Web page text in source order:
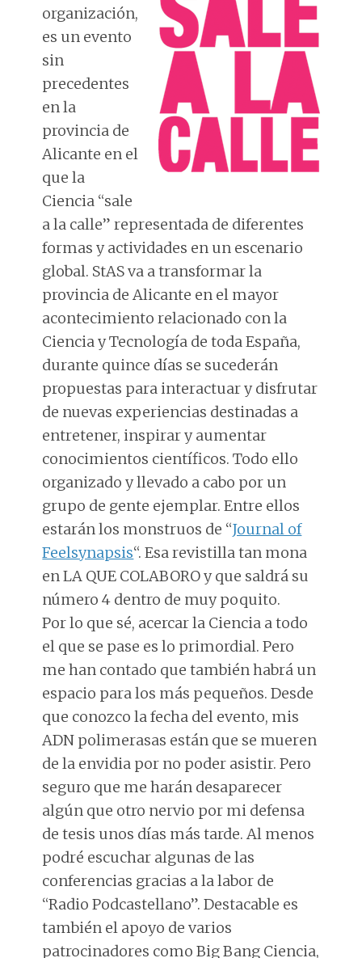
organización,
es un evento
sin
precedentes
en la
provincia de
Alicante en el
que la
Ciencia “sale
a la calle” representada de diferentes
formas y actividades en un escenario
global. StAS va a transformar la
provincia de Alicante en el mayor
acontecimiento relacionado con la
Ciencia y Tecnología de toda España,
durante quince días se sucederán
propuestas para interactuar y disfrutar
de nuevas experiencias destinadas a
entretener, inspirar y aumentar
conocimientos científicos. Todo ello
organizado y llevado a cabo por un
grupo de gente ejemplar. Entre ellos
estarán los monstruos de “Journal of
Feelsynapsis“. Esa revistilla tan mona
en LA QUE COLABORO y que saldrá su
número 4 dentro de muy poquito.
Por lo que sé, acercar la Ciencia a todo
el que se pase es lo primordial. Pero
me han contado que también habrá un
espacio para los más pequeños. Desde
que conozco la fecha del evento, mis
ADN polimerasas están que se mueren
de la envidia por no poder asistir. Pero
seguro que me harán desaparecer
algún que otro nervio por mi defensa
de tesis unos días más tarde. Al menos
podré escuchar algunas de las
conferencias gracias a la labor de
“Radio Podcastellano”. Destacable es
también el apoyo de varios
patrocinadores como Big Bang Ciencia,